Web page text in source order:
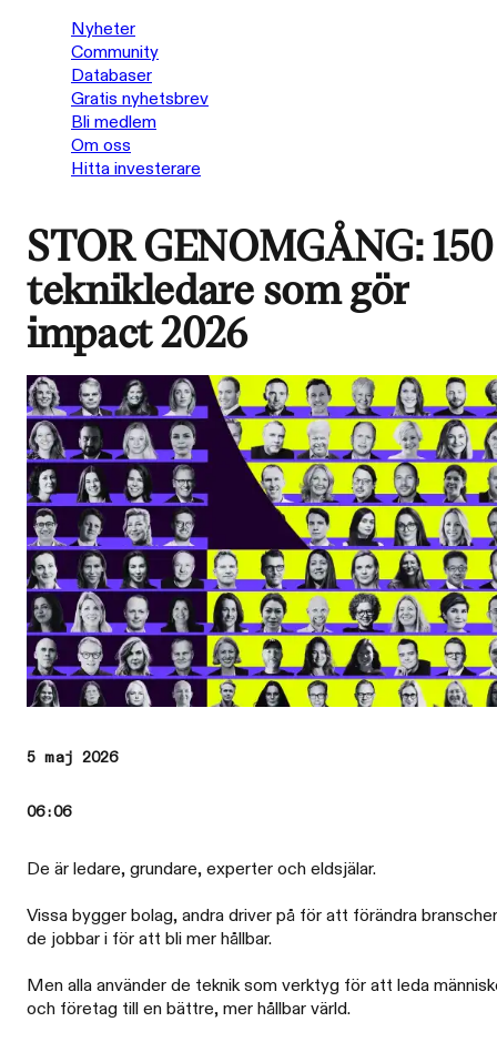
Nyheter
Community
Databaser
Gratis nyhetsbrev
Bli medlem
Om oss
Hitta investerare
STOR GENOMGÅNG: 150
teknikledare som gör
impact 2026
5 maj 2026
06:06
De är ledare, grundare, experter och eldsjälar.
Vissa bygger bolag, andra driver på för att förändra
de jobbar i för att bli mer hållbar.
Men alla använder de teknik som verktyg för att leda
och företag till en bättre, mer hållbar värld.